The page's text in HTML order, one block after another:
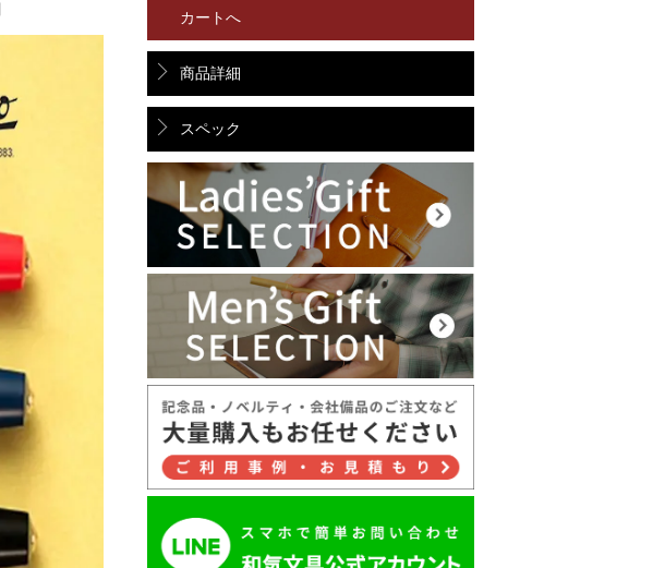
カートへ
商品詳細
スペック